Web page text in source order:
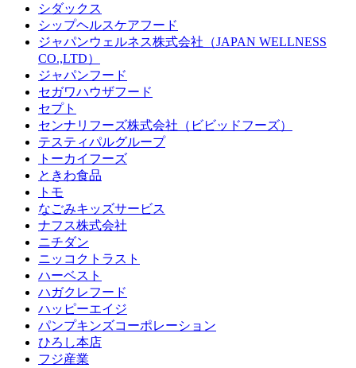
シダックス
シップヘルスケアフード
ジャパンウェルネス株式会社（JAPAN WELLNESS
CO.,LTD）
ジャパンフード
セガワハウザフード
セプト
センナリフーズ株式会社（ビビッドフーズ）
テスティパルグループ
トーカイフーズ
ときわ食品
トモ
なごみキッズサービス
ナフス株式会社
ニチダン
ニッコクトラスト
ハーベスト
ハガクレフード
ハッピーエイジ
パンプキンズコーポレーション
ひろし本店
フジ産業